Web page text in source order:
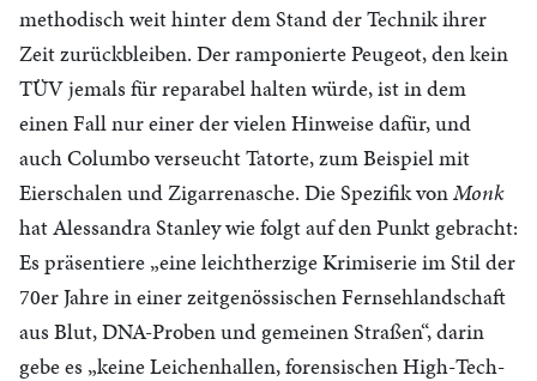
methodisch weit hinter dem Stand der Technik ihrer
Zeit zurückbleiben. Der ramponierte Peugeot, den kein
TÜV jemals für reparabel halten würde, ist in dem
einen Fall nur einer der vielen Hinweise dafür, und
auch Columbo verseucht Tatorte, zum Beispiel mit
Eierschalen und Zigarrenasche. Die Spezifik vonMonk
hat Alessandra Stanley wie folgt auf den Punkt gebracht:
Es präsentiere „eine leichtherzige Krimiserie im Stil der
70er Jahre in einer zeitgenössischen Fernsehlandschaft
aus Blut, DNA-Proben und gemeinen Straßen“, darin
gebe es „keine Leichenhallen, forensischen High-Tech-